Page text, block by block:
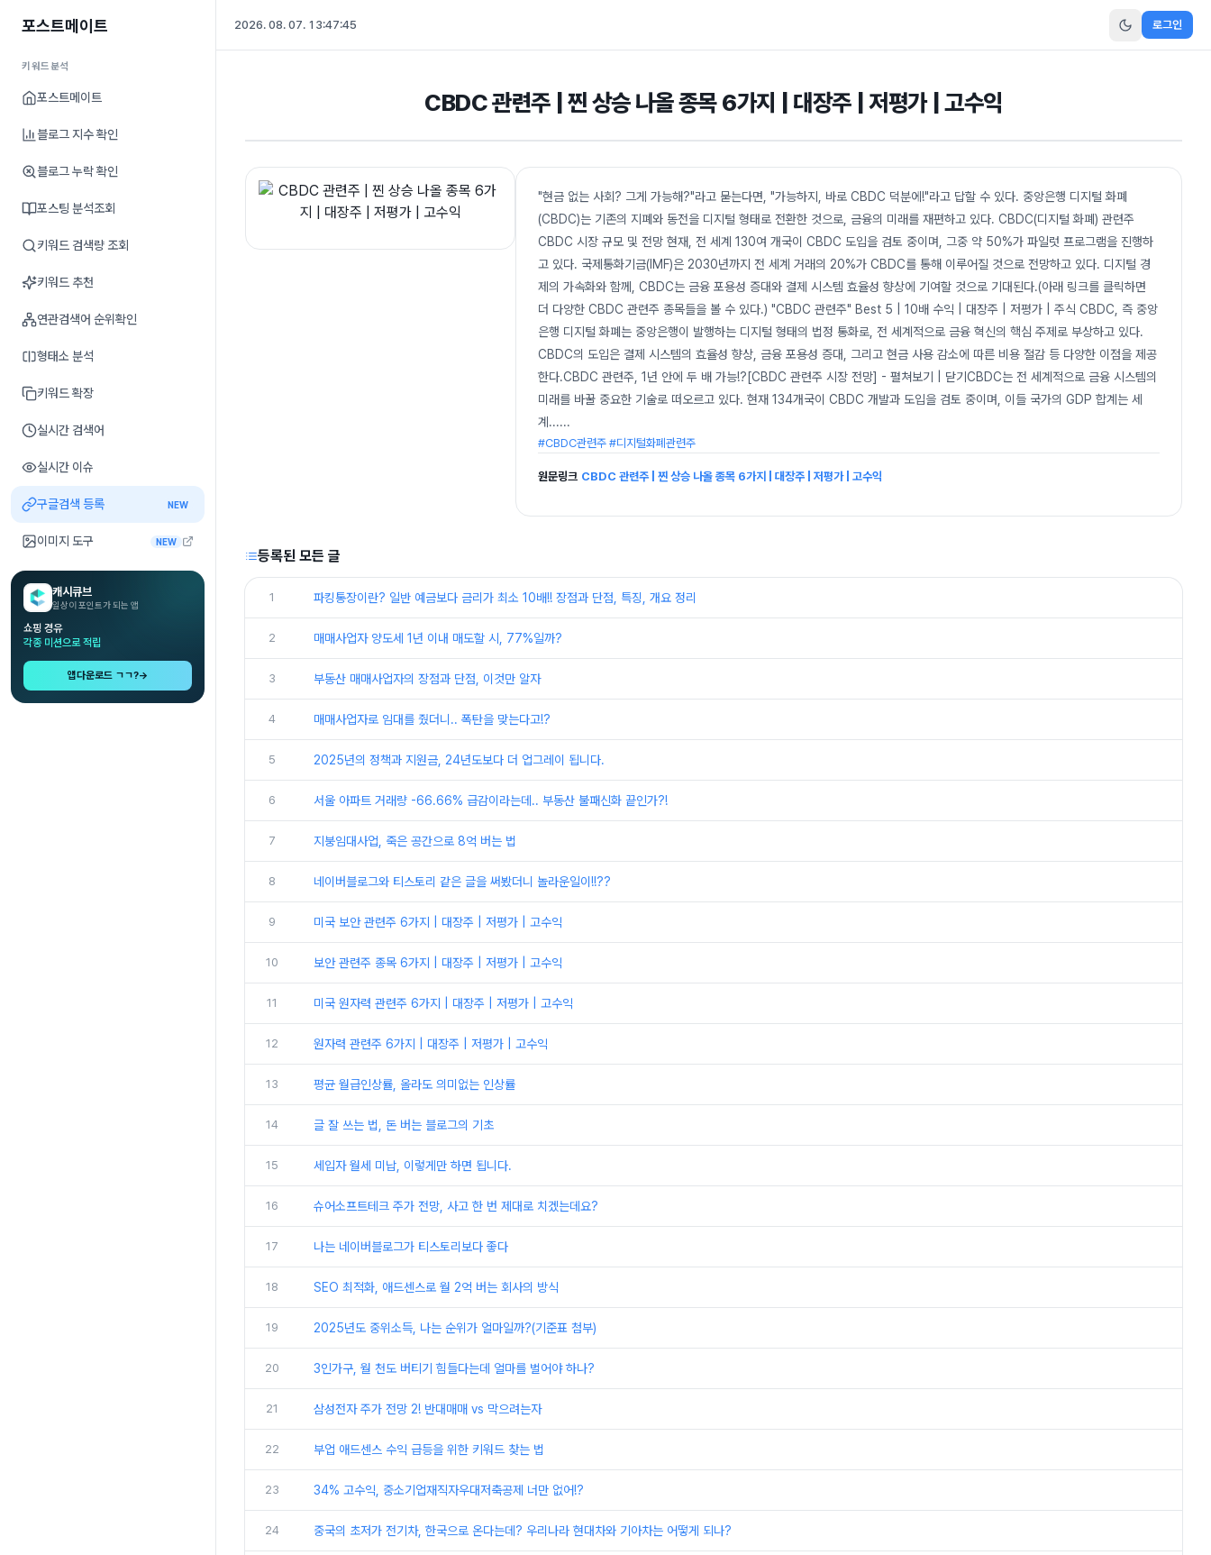
포스트메이트
키워드분석
포스트메이트
블로그 지수 확인
블로그 누락 확인
포스팅 분석조회
키워드 검색량 조회
키워드 추천
연관검색어 순위확인
형태소 분석
키워드 확장
실시간 검색어
실시간 이슈
구글검색 등록 NEW
이미지 도구 NEW
캐시큐브
일상이 포인트가 되는 앱
쇼핑 경유
각종 미션으로 적립
앱다운로드 ㄱㄱ?→
2026. 08. 07. 13:47:45 로그인
CBDC 관련주 | 찐 상승 나올 종목 6가지 | 대장주 | 저평가 | 고수익
"현금 없는 사회? 그게 가능해?"라고 묻는다면, "가능하지, 바로 CBDC 덕분에!"라고 답할 수 있다. 중앙은행 디지털 화폐
(CBDC)는 기존의 지폐와 동전을 디지털 형태로 전환한 것으로, 금융의 미래를 재편하고 있다. CBDC(디지털 화폐) 관련주
CBDC 시장 규모 및 전망 현재, 전 세계 130여 개국이 CBDC 도입을 검토 중이며, 그중 약 50%가 파일럿 프로그램을 진행하
고 있다. 국제통화기금(IMF)은 2030년까지 전 세계 거래의 20%가 CBDC를 통해 이루어질 것으로 전망하고 있다. 디지털 경
제의 가속화와 함께, CBDC는 금융 포용성 증대와 결제 시스템 효율성 향상에 기여할 것으로 기대된다.(아래 링크를 클릭하면
더 다양한 CBDC 관련주 종목들을 볼 수 있다.) "CBDC 관련주" Best 5 | 10배 수익 | 대장주 | 저평가 | 주식 CBDC, 즉 중앙
은행 디지털 화폐는 중앙은행이 발행하는 디지털 형태의 법정 통화로, 전 세계적으로 금융 혁신의 핵심 주제로 부상하고 있다.
CBDC의 도입은 결제 시스템의 효율성 향상, 금융 포용성 증대, 그리고 현금 사용 감소에 따른 비용 절감 등 다양한 이점을 제공
한다.CBDC 관련주, 1년 안에 두 배 가능!?[CBDC 관련주 시장 전망] - 펼쳐보기 | 닫기CBDC는 전 세계적으로 금융 시스템의
미래를 바꿀 중요한 기술로 떠오르고 있다. 현재 134개국이 CBDC 개발과 도입을 검토 중이며, 이들 국가의 GDP 합계는 세
계......
#CBDC관련주 #디지털화폐관련주
원문링크 CBDC 관련주 | 찐 상승 나올 종목 6가지 | 대장주 | 저평가 | 고수익
등록된 모든 글
1 파킹통장이란? 일반 예금보다 금리가 최소 10배!! 장점과 단점, 특징, 개요 정리
2 매매사업자 양도세 1년 이내 매도할 시, 77%일까?
3 부동산 매매사업자의 장점과 단점, 이것만 알자
4 매매사업자로 임대를 줬더니.. 폭탄을 맞는다고!?
5 2025년의 정책과 지원금, 24년도보다 더 업그레이 됩니다.
6 서울 아파트 거래량 -66.66% 급감이라는데.. 부동산 불패신화 끝인가?!
7 지붕임대사업, 죽은 공간으로 8억 버는 법
8 네이버블로그와 티스토리 같은 글을 써봤더니 놀라운일이!!??
9 미국 보안 관련주 6가지 | 대장주 | 저평가 | 고수익
10 보안 관련주 종목 6가지 | 대장주 | 저평가 | 고수익
11 미국 원자력 관련주 6가지 | 대장주 | 저평가 | 고수익
12 원자력 관련주 6가지 | 대장주 | 저평가 | 고수익
13 평균 월급인상률, 올라도 의미없는 인상률
14 글 잘 쓰는 법, 돈 버는 블로그의 기초
15 세입자 월세 미납, 이렇게만 하면 됩니다.
16 슈어소프트테크 주가 전망, 사고 한 번 제대로 치겠는데요?
17 나는 네이버블로그가 티스토리보다 좋다
18 SEO 최적화, 애드센스로 월 2억 버는 회사의 방식
19 2025년도 중위소득, 나는 순위가 얼마일까?(기준표 첨부)
20 3인가구, 월 천도 버티기 힘들다는데 얼마를 벌어야 하나?
21 삼성전자 주가 전망 2! 반대매매 vs 막으려는자
22 부업 애드센스 수익 급등을 위한 키워드 찾는 법
23 34% 고수익, 중소기업재직자우대저축공제 너만 없어!?
24 중국의 초저가 전기차, 한국으로 온다는데? 우리나라 현대차와 기아차는 어떻게 되나?